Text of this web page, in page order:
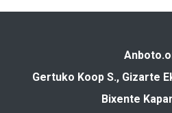
Gertuko Koop S., Gizarte
Bixente